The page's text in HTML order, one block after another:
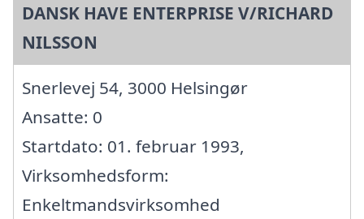
DANSK HAVE ENTERPRISE V/RICHARD
NILSSON
Snerlevej 54, 3000 Helsingør
Ansatte: 0
Startdato: 01. februar 1993,
Virksomhedsform:
Enkeltmandsvirksomhed